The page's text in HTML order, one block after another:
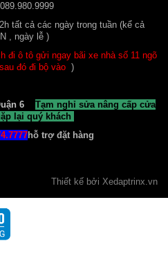
) 24 tốc độ
₫
27,5 "
tất cả các ngày trong tuần (kể cả
, ngày lễ )
đi ô tô gửi ngay bãi xe nhà số 11 ngõ
đó đi bộ vào )
6 Tạm nghỉ sửa nâng cấp cửa
lại quý khách
hỗ trợ đặt hàng
Thiết kế bởi Xedaptrinx.vn